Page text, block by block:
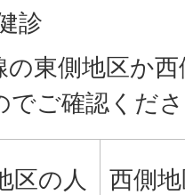
診
東側地区か
でご確認くだ
区の人 西側